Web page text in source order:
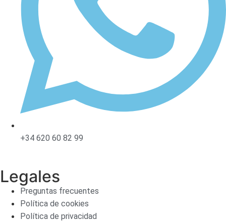
+34 620 60 82 99
Legales
Preguntas frecuentes
Política de cookies
Política de privacidad